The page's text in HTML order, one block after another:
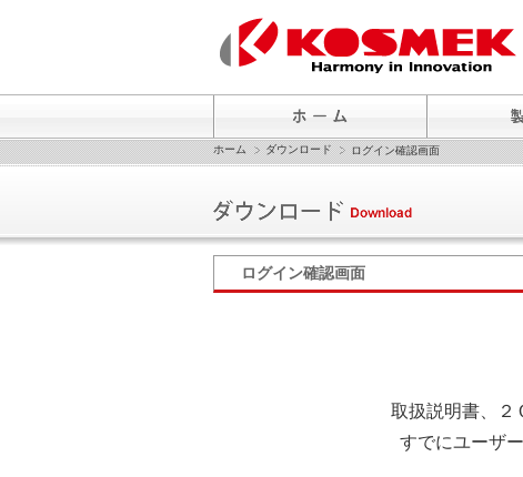
ホーム ダウンロード ログイン確認画面
ログイン確認画面
取扱説明書、２
すでにユーザ